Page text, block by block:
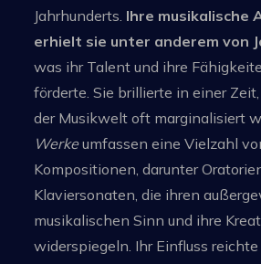
Jahrhunderts. Ihre musikalische
erhielt sie unter anderem von
was ihr Talent und ihre
förderte. Sie brillierte in einer
der Musikwelt oft marginalisiert
Werkeumfassen eine Vielzahl
Kompositionen, darunter
Klaviersonaten, die ihren
musikalischen Sinn und ihre
widerspiegeln. Ihr Einfluss